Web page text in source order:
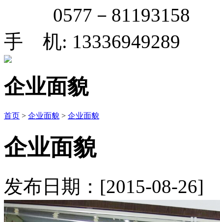
0577－81193158
手 机: 13336949289
企业面貌
首页 > 企业面貌 > 企业面貌
企业面貌
发布日期：[2015-08-